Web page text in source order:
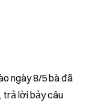
ngày 8/5 bà đã
trả lời bảy câu